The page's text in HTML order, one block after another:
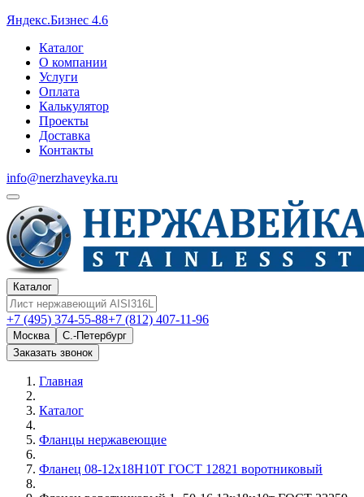
Яндекс.Бизнес 4.6
Каталог
О компании
Услуги
Оплата
Калькулятор
Проекты
Доставка
Контакты
info@nerzhaveyka.ru
Каталог
+7 (495) 374-55-88+7 (812) 407-11-96
Москва
С.-Петербург
Заказать звонок
Главная
Каталог
Фланцы нержавеющие
Фланец 08-12х18Н10Т ГОСТ 12821 воротниковый